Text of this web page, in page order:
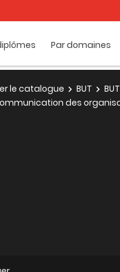
Par domaines
le catalogue BUT
des